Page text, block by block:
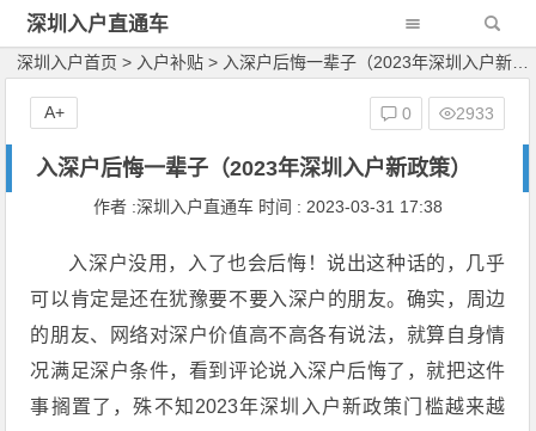
深圳入户直通车
深圳入户首页 > 入户补贴 > 入深户后悔一辈子（2023年深圳入户新政策）
入深户后悔一辈子（2023年深圳入户新政策）
作者 :深圳入户直通车 时间 : 2023-03-31 17:38
0 2933
A+
入深户没用，入了也会后悔！说出这种话的，几乎
可以肯定是还在犹豫要不要入深户的朋友。确实，周边
的朋友、网络对深户价值高不高各有说法，就算自身情
况满足深户条件，看到评论说入深户后悔了，就把这件
事搁置了，殊不知2023年深圳入户新政策门槛越来越